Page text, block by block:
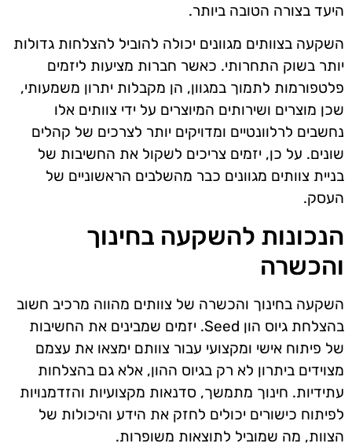
היעד בצורה הטובה ביותר.
השקעה בצוותים מגוונים יכולה להוביל להצלחות גדולות
יותר בשוק התחרותי. כאשר חברות מציעות ליזמים
פלטפורמות לתמוך במגוון, הן מקבלות יתרון משמעותי,
שכן מוצרים ושירותים המיוצרים על ידי צוותים אלו
נחשבים לרלוונטיים ומדויקים יותר לצרכים של קהלים
שונים. על כן, יזמים צריכים לשקול את החשיבות של
בניית צוותים מגוונים כבר מהשלבים הראשוניים של
העסק.
הנכונות להשקעה בחינוך
והכשרה
השקעה בחינוך והכשרה של צוותים מהווה מרכיב חשוב
בהצלחת גיוס הון Seed. יזמים שמבינים את החשיבות
של פיתוח אישי ומקצועי עבור צוותם ימצאו את עצמם
מצוידים ביתרון לא רק בגיוס ההון, אלא גם בהצלחות
עתידיות. חינוך מתמשך, סדנאות מקצועיות והזדמנויות
לפיתוח כישורים יכולים לחזק את הידע והיכולות של
הצוות, מה שמוביל לתוצאות משופרות.